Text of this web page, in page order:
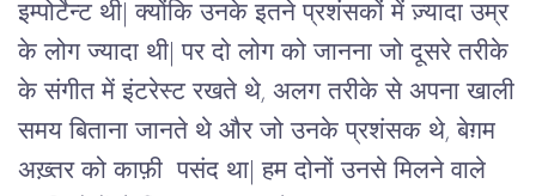
इम्पोर्टेन्ट थी| क्योंकि उनके इतने प्रशंसकों में ज़्यादा उम्र
के लोग ज्यादा थी| पर दो लोग को जानना जो दूसरे तरीके
के संगीत में इंटरेस्ट रखते थे, अलग तरीके से अपना खाली
समय बिताना जानते थे और जो उनके प्रशंसक थे, बेग़म
अख़्तर को काफ़ी पसंद था| हम दोनों उनसे मिलने वाले